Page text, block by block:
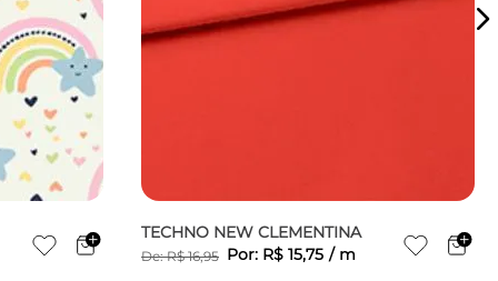
TECHNO NEW CLEMENTINA
De:R$ 16,95 Por: R$ 15,75 / m